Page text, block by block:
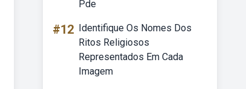
Pde
#12 Identifique Os Nomes Dos
Ritos Religiosos
Representados Em Cada
Imagem